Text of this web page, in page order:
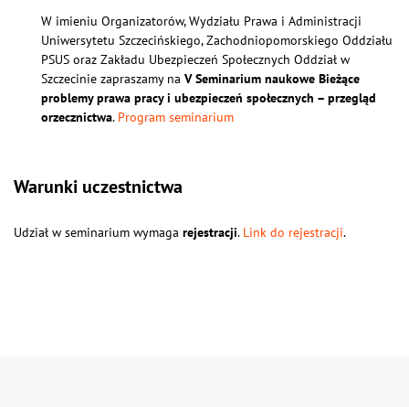
W imieniu Organizatorów, Wydziału Prawa i Administracji
Uniwersytetu Szczecińskiego, Zachodniopomorskiego Oddziału
PSUS oraz Zakładu Ubezpieczeń Społecznych Oddział w
Szczecinie zapraszamy na V Seminarium naukowe Bieżące
problemy prawa pracy i ubezpieczeń społecznych – przegląd
orzecznictwa. Program seminarium
Warunki uczestnictwa
Udział w seminarium wymaga rejestracji. Link do rejestracji.